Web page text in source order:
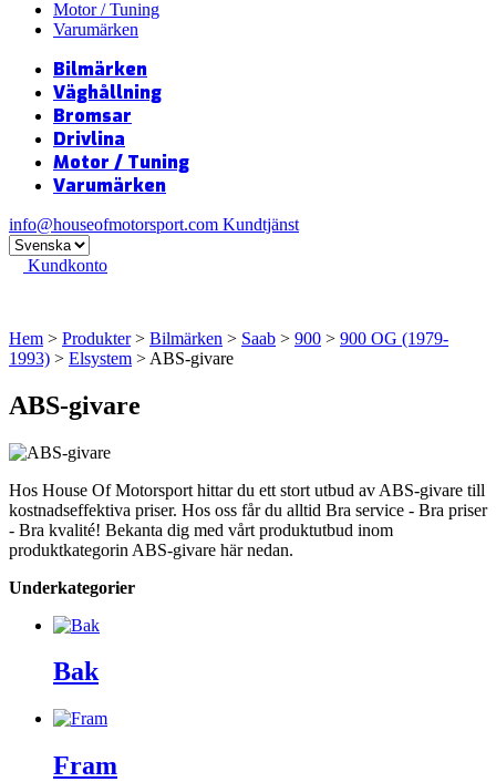
Motor / Tuning
Varumärken
Bilmärken
Väghållning
Bromsar
Drivlina
Motor / Tuning
Varumärken
info@houseofmotorsport.com Kundtjänst
Kundkonto
Hem > Produkter> Bilmärken > Saab > 900 > 900 OG (1979-
1993) > Elsystem > ABS-givare
ABS-givare
Hos House Of Motorsport hittar du ett stort utbud av ABS-givare till
kostnadseffektiva priser. Hos oss får du alltid Bra service - Bra priser
- Bra kvalité! Bekanta dig med vårt produktutbud inom
produktkategorin ABS-givare här nedan.
Underkategorier
Bak
Fram